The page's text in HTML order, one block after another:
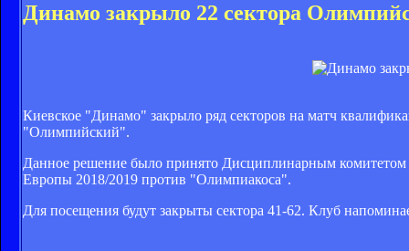
Динамо закрыло 22 сектора
Киевское "Динамо" закрыло ряд секторов на матч
"Олимпийский".
Данное решение было принято Дисциплинарным
Европы 2018/2019 против "Олимпиакоса".
Для посещения будут закрыты сектора 41-62. Клуб